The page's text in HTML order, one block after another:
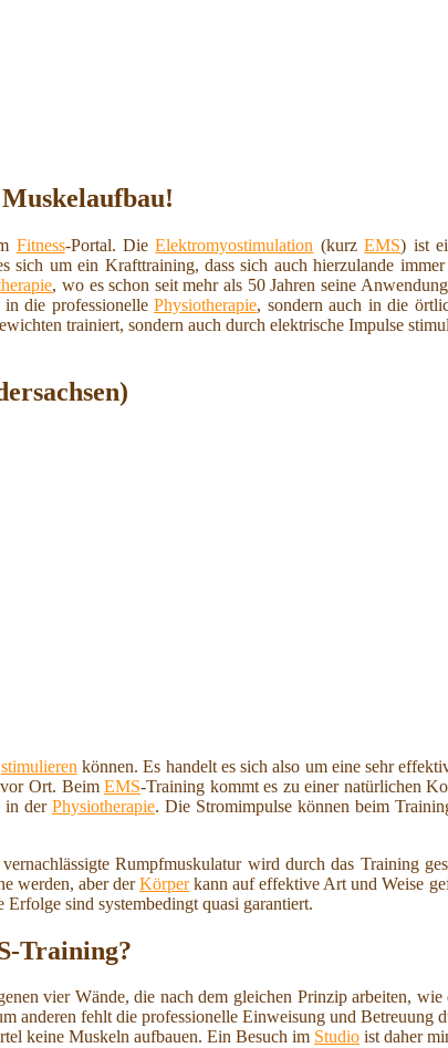
Fitness-Portal. DieElektromyostimulation (kurzEMS) ist
sich um ein Krafttraining, dass sich auch hierzulande
, wo es schon seit mehr als 50 Jahren seine
die professionellePhysiotherapie, sondern auch in die
trainiert, sondern auch durch elektrische Impulse
stimulieren können. Es handelt es sich also um eine sehr
vor Ort. BeimEMS-Training kommt es zu einer natürlichen
in der Physiotherapie. Die Stromimpulse können beim
Rumpfmuskulatur wird durch das Training
werden, aber derKörperkann auf effektive Art und Weise
sind systembedingt quasi garantiert.
Training?
vier Wände, die nach dem gleichen Prinzip arbeiten, wie
fehlt die professionelle Einweisung und Betreuung
keine Muskeln aufbauen. Ein Besuch im Studio ist daher